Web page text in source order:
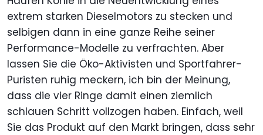
extrem starken Dieselmotors zu stecken und
selbigen dann in eine ganze Reihe seiner
Performance-Modelle zu verfrachten. Aber
lassen Sie die Öko-Aktivisten und Sportfahrer-
Puristen ruhig meckern, ich bin der Meinung,
dass die vier Ringe damit einen ziemlich
schlauen Schritt vollzogen haben. Einfach, weil
Sie das Produkt auf den Markt bringen, dass sehr